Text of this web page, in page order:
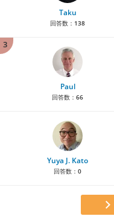
Taku
回答数： 138
3
Paul
回答数： 66
Yuya J. Kato
回答数： 0